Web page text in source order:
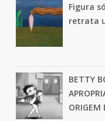
Figura
retrata
BETTY
ORIGEM